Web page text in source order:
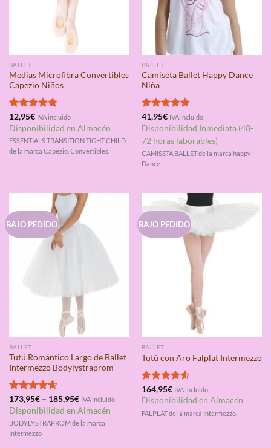
BALLET
Medias Microfibra Convertibles
Capezio Niños
Valorado
con4.75
de 5
12,95€ IVA incluido
Disponibilidad en Almacén
ESSENTIALS TRANSITION TIGHT CHILD
de la marca Capezio. Convertibles.
BALLET
Camiseta Ballet Happy Dance
Niña
Valorado
con4.75
de 5
41,95€ IVA incluido
Disponibilidad Inmediata (48-
72 horas laborables)
CAMISETA BALLET de la marca happy
Dance.
BAJO PEDIDO
BALLET
Tutú Romántico Largo de Ballet
Intermezzo Bodylystraprom
Valorado
con4.67
de 5
173,95€– 185,95€ IVA incluido
Disponibilidad en Almacén
BODYLYSTRAPROM de la marca
Intermezzo
BAJO PEDIDO
BALLET
Tutú con Aro Falplat Intermezzo
Valorado
con4.50
164,95€ IVA incluido
Disponibilidad en Almacén
FALPLAT de la marca Intermezzo.